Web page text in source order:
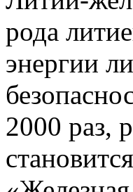
рода
энергии
2000 раз,